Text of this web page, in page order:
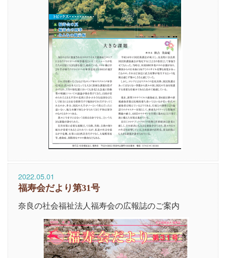
2022.05.01
福寿会だより第31号
奈良の社会福祉法人福寿会の広報誌のご案内